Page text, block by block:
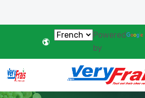
Powered
by